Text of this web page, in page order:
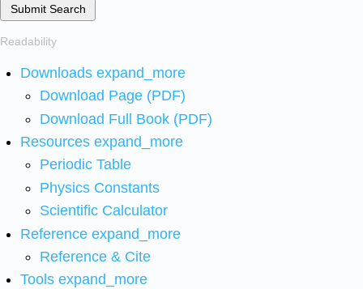
Submit Search
Readability
Downloads expand_more
Download Page (PDF)
Download Full Book (PDF)
Resources expand_more
Periodic Table
Physics Constants
Scientific Calculator
Reference expand_more
Reference & Cite
Tools expand_more